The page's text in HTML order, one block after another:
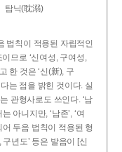
탐닉(耽溺)
법칙이 적용된 자립적인
이므로 ‘신여성, 구여성,
한 것은 ‘신(新), 구
는 점을 밝힌 것이다. 실
관형사로도 쓰인다. ‘남
아니지만, ‘남존’, ‘여
어 두음 법칙이 적용된 형
년도’ 등은 발음이 [신